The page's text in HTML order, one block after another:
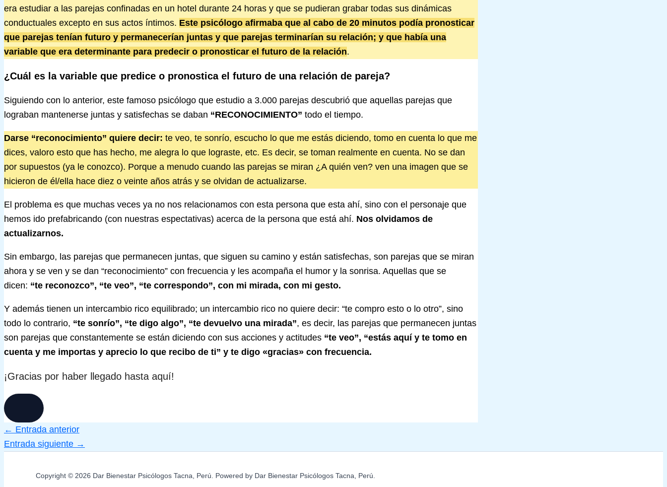
era estudiar a las parejas confinadas en un hotel durante 24 horas y que se pudieran grabar todas sus dinámicas
conductuales excepto en sus actos íntimos. Este psicólogo afirmaba que al cabo de 20 minutos podía pronosticar
que parejas tenían futuro y permanecerían juntas y que parejas terminarían su relación; y que había una
variable que era determinante para predecir o pronosticar el futuro de la relación.
¿Cuál es la variable que predice o pronostica el futuro de una relación de pareja?
Siguiendo con lo anterior, este famoso psicólogo que estudio a 3.000 parejas descubrió que aquellas parejas que
lograban mantenerse juntas y satisfechas se daban “RECONOCIMIENTO” todo el tiempo.
Darse “reconocimiento” quiere decir: te veo, te sonrío, escucho lo que me estás diciendo, tomo en cuenta lo que me
dices, valoro esto que has hecho, me alegra lo que lograste, etc. Es decir, se toman realmente en cuenta. No se dan
por supuestos (ya le conozco). Porque a menudo cuando las parejas se miran ¿A quién ven? ven una imagen que se
hicieron de él/ella hace diez o veinte años atrás y se olvidan de actualizarse.
El problema es que muchas veces ya no nos relacionamos con esta persona que esta ahí, sino con el personaje que
hemos ido prefabricando (con nuestras espectativas) acerca de la persona que está ahí. Nos olvidamos de
actualizarnos.
Sin embargo, las parejas que permanecen juntas, que siguen su camino y están satisfechas, son parejas que se miran
ahora y se ven y se dan “reconocimiento” con frecuencia y les acompaña el humor y la sonrisa. Aquellas que se
dicen: “te reconozco”, “te veo”, “te correspondo”, con mi mirada, con mi gesto.
Y además tienen un intercambio rico equilibrado; un intercambio rico no quiere decir: “te compro esto o lo otro”, sino
todo lo contrario, “te sonrío”, “te digo algo”, “te devuelvo una mirada”, es decir, las parejas que permanecen juntas
son parejas que constantemente se están diciendo con sus acciones y actitudes “te veo”, “estás aquí y te tomo en
cuenta y me importas y aprecio lo que recibo de ti” y te digo «gracias» con frecuencia.
¡Gracias por haber llegado hasta aquí!
← Entrada anterior
Entrada siguiente →
Copyright © 2026 Dar Bienestar Psicólogos Tacna, Perú. Powered by Dar Bienestar Psicólogos Tacna, Perú.